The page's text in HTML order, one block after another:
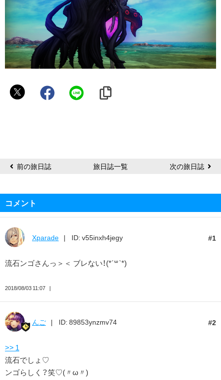
ん
前の旅日誌 旅日誌一覧 次の旅日誌
コメント
1
Xparade ID: v55inxh4jegy
流石ンゴさんっ＞＜ ブレない！(*´꒳`*)
2018/08/03 11:07
2
んご ID: 89853ynzmv74
>> 1
流石でしょ♡
ンゴらしく？笑♡(〃ω〃)